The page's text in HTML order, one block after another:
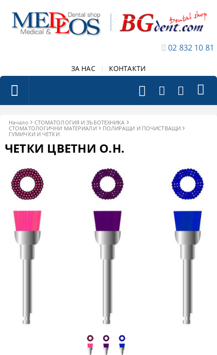
02 832 10 81
ЗА НАС КОНТАКТИ
Начало
СТОМАТОЛОГИЯ И ЗЪБОТЕХНИКА
СТОМАТОЛОГИЧНИ МАТЕРИАЛИ
ПОЛИРАЩИ И ПОЧИСТВАЩИ
ГУМИЧКИ И ЧЕТКИ
ЧЕТКИ ЦВЕТНИ О.Н.